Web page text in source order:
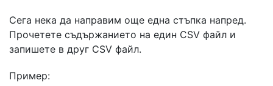
Сега нека да направим още една стъпка напред.
Прочетете съдържанието на един CSV файл и
запишете в друг CSV файл.
Пример: